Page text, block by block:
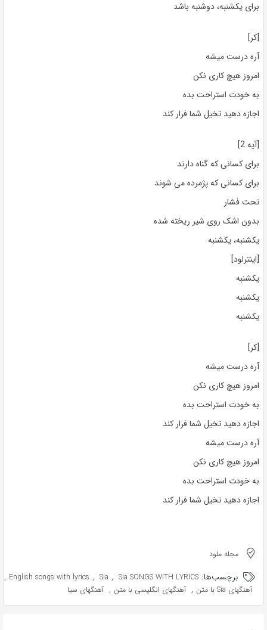
برای یکشنبه، دوشنبه باشد
[کر]
آره درست میشه
امروز هیچ کاری نکن
به خودت استراحت بده
اجازه دهید تخیل شما فرار کند
[آیه 2]
برای کسانی که گناه دارند
برای کسانی که پژمرده می شوند
تحت فشار
بدون اشک روی شیر ریخته شده
یکشنبه، یکشنبه
[اینترلود]
یکشنبه
یکشنبه
یکشنبه
[کر]
آره درست میشه
امروز هیچ کاری نکن
به خودت استراحت بده
اجازه دهید تخیل شما فرار کند
آره درست میشه
امروز هیچ کاری نکن
به خودت استراحت بده
اجازه دهید تخیل شما فرار کند
مجله ملود
برچسب‌ها: English songs with lyrics , Sia , Sia SONGS WITH LYRICS
,
آهنگهای Sia با متن , آهنگهای انگلیسی با متن , آهنگهای سیا